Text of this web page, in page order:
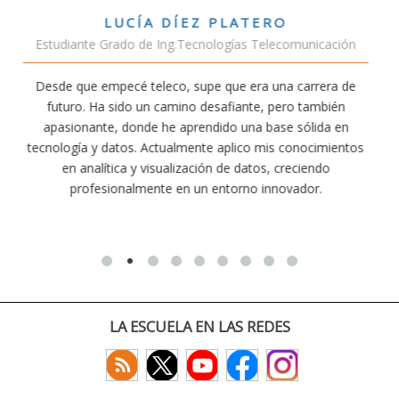
de
VÍCTOR SÁNCHEZ VALENCIA
Estudiante Doble Grado Teleco-ADE
Estudiar teleco me ha permitido comprender
conectividad afecta nuestra vida diaria. Aunque la
exige esfuerzo, he dedicado parte de mi tiempo a
actividades como el salvamento y socorrismo.
convencido de que elegir teleco ha sido una de las
decisiones que he tomado.
LA ESCUELA EN LAS REDES